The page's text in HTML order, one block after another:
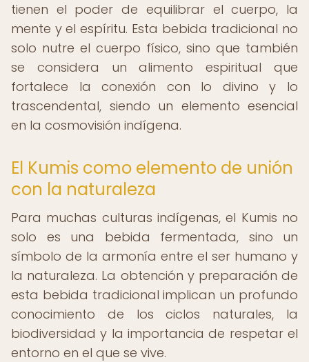
tienen el poder de equilibrar el cuerpo, la
mente y el espíritu. Esta bebida tradicional no
solo nutre el cuerpo físico, sino que también
se considera un alimento espiritual que
fortalece la conexión con lo divino y lo
trascendental, siendo un elemento esencial
en la cosmovisión indígena.
El Kumis como elemento de unión
con la naturaleza
Para muchas culturas indígenas, el Kumis no
solo es una bebida fermentada, sino un
símbolo de la armonía entre el ser humano y
la naturaleza. La obtención y preparación de
esta bebida tradicional implican un profundo
conocimiento de los ciclos naturales, la
biodiversidad y la importancia de respetar el
entorno en el que se vive.